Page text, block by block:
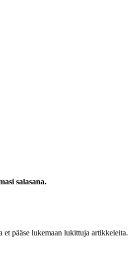
salasana.
pääse lukemaan lukittuja artikkeleita.